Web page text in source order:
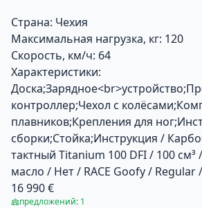
Страна: Чехия
Максимальная нагрузка, кг: 120
Скорость, км/ч: 64
Характеристики:
контроллер;Чехол с
плавников;Крепления для
сборки;Стойка;Инструкция /
тактный Titanium 100 DFI / 100 см³
масло / Нет / RACE Goofy / Regular
16 990 €
предложений: 1